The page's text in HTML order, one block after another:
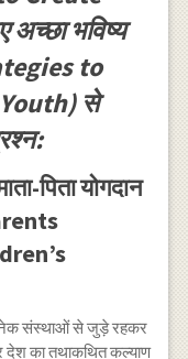
भविष्य
to
से
पिता योगदान
अनेक संस्थाओं से जुड़े रहकर
का तथाकथित कल्याण